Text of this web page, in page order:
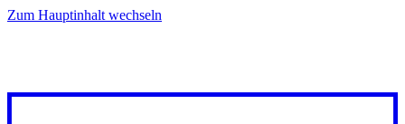
Zum Hauptinhalt wechseln